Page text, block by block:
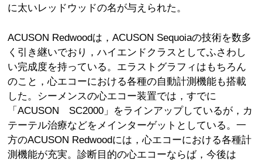
に太いレッドウッドの名が与えられた。
ACUSON Redwoodは，ACUSON Sequoiaの技術を数多
く引き継いでおり，ハイエンドクラスとしてふさわし
い完成度を持っている。エラストグラフィはもちろん
のこと，心エコーにおける各種の自動計測機能も搭載
した。シーメンスの心エコー装置では，すでに
「ACUSON SC2000」をラインアップしているが，カ
テーテル治療などをメインターゲットとしている。一
方のACUSON Redwoodには，心エコーにおける各種計
測機能が充実。診断目的の心エコーならば，今後は